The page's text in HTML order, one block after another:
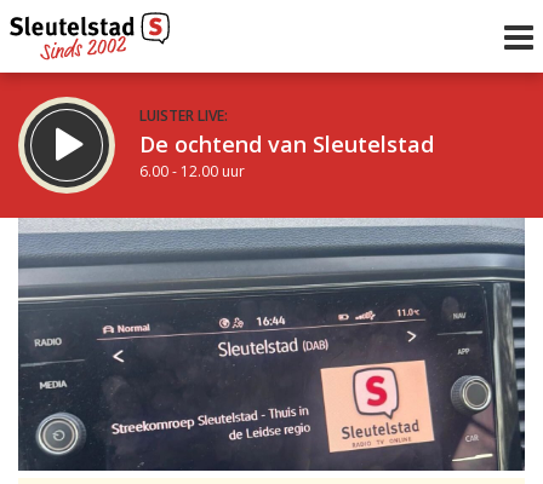
LUISTER LIVE:
De ochtend van Sleutelstad
6.00 - 12.00 uur
STRAKS:
De middag van Sleutelstad
12.00 - 18.00 uur
Vorig uur
uur 1 van 0 Volgend uur